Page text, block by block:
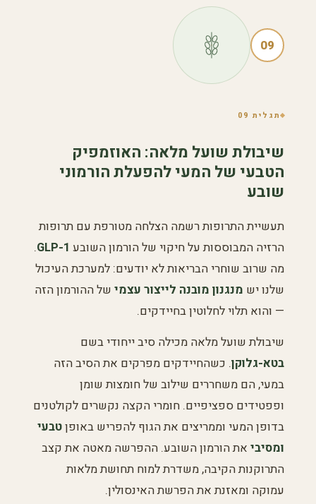
09
תגלית 09
שיבולת שועל מלאה: האוזמפיק
הטבעי של המעי להפעלת הורמוני
שובע
תעשיית התרופות רשמה הצלחה מטורפת עם תרופות
הרזיה המבוססות על חיקוי של הורמון השובע GLP-1
.
מה שרוב שוחרי הבריאות לא יודעים: למערכת העיכול
שלנו יש מנגנון מובנה לייצור עצמי של ההורמון הזה
— והוא תלוי לחלוטין בחיידקים.
שיבולת שועל מלאה מכילה סיב ייחודי בשם
בטא-גלוקן. כשהחיידקים מפרקים את הסיב הזה
במעי, הם משחררים שילוב של חומצות שומן
ופפטידים ספציפיים. חומרי הקצה נקשרים לקולטנים
בדופן המעי וממריצים את הגוף להפריש באופןטבעי
ומסיבי את הורמון השובע. ההפרשה מאטה את קצב
התרוקנות הקיבה, משדרת למוח תחושת מלאות
עמוקה ומאזנת את הפרשת האינסולין.